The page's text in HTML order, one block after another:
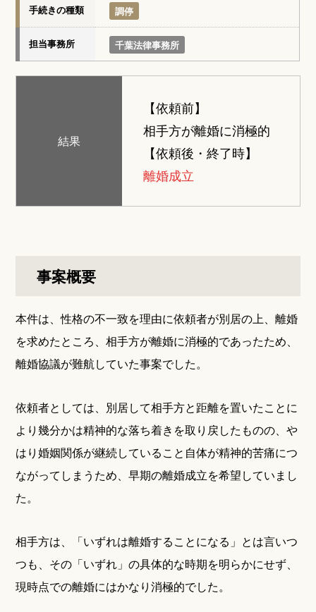
手続きの種類 調停
担当事務所 千葉法律事務所
結果
【依頼前】
相手方が離婚に消極的
【依頼後・終了時】
離婚成立
事案概要
本件は、性格の不一致を理由に依頼者が別居の上、離婚
を求めたところ、相手方が離婚に消極的であったため、
離婚協議が難航していた事案でした。
依頼者としては、別居して相手方と距離を置いたことに
より幾分かは精神的な落ち着きを取り戻したものの、や
はり婚姻関係が継続していること自体が精神的苦痛につ
ながってしまうため、早期の離婚成立を希望していまし
た。
相手方は、「いずれは離婚することになる」とは言いつ
つも、その「いずれ」の具体的な時期を明らかにせず、
現時点での離婚にはかなり消極的でした。